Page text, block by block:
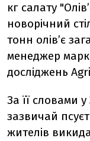
кг салату
новорічний
тонн олів’є
менеджер
досліджень
За її словами у
зазвичай
жителів